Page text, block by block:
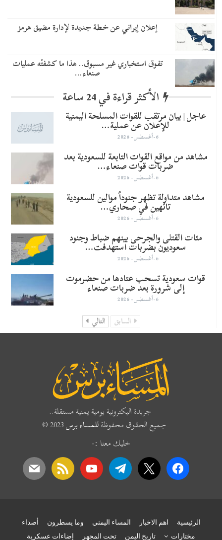
إعلان إيراني عن خطة جديدة لإدارة مضيق هرمز
تفوق استخباري غير مسبوق.. هذا ما كشفتْه عمليات
صنعاء…
الأكثر قراءة في 24 ساعة
عاجل | بيان مرتقب للقوات المسلحة اليمنية
للإعلان عن عملية…
6-أغسطس- 2026
مشاهد من مواقع القوات التابعة للسعودية بعد
ضربات قوات صنعاء…
6-أغسطس- 2026
مشاهد متداولة تظهر جنوداً موالين للسعودية
تائهين في صحاري…
6-أغسطس- 2026
مئات القتلى والجرحى بينهم ضباط وجنود
سعوديون بضربات استهدفت…
6-أغسطس- 2026
قوات سعودية تسحب عتادها من حضرموت
إلى شرورة بعد ضربات صنعاء
6-أغسطس- 2026
السابق التالي
جريدة اليكترونية يومية يمنية مستقلة..
جميع الحقوق محفوظةللمساء برس
خليك معنا :-
facebook
x
telegram
youtube
rss
mail
الرئيسية اهم الاخبار المساء اليمني وما يسطرون
أصداء
مختارات
تاريخ اليمن تحت المجهر إضاءات عسكرية